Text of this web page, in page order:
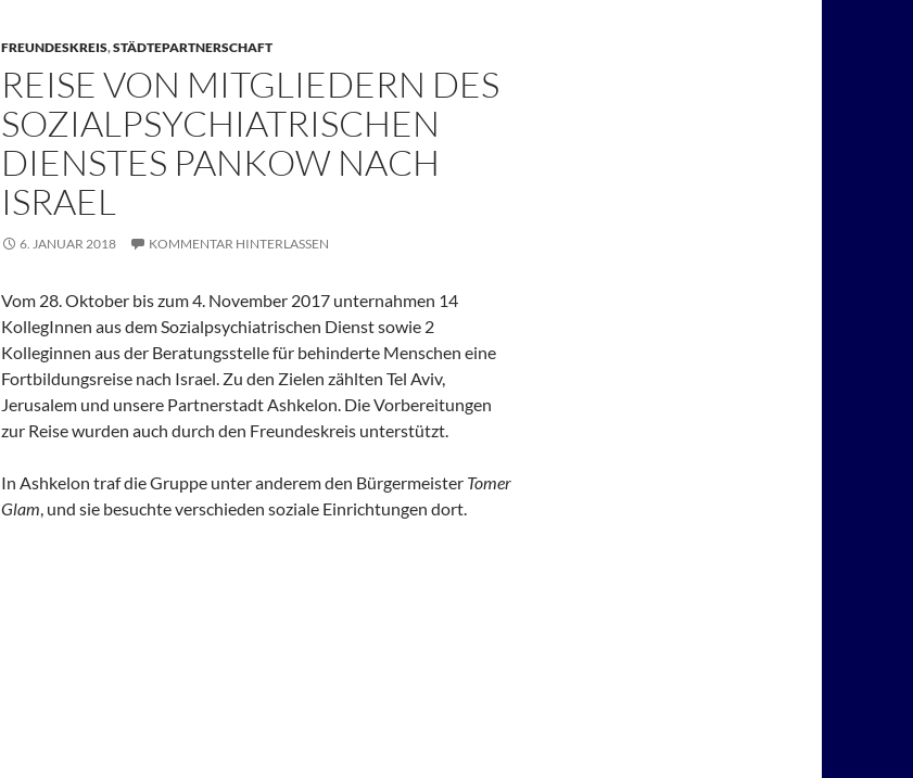
FREUNDESKREIS,STÄDTEPARTNERSCHAFT
REISE VON MITGLIEDERN DES
SOZIALPSYCHIATRISCHEN
DIENSTES PANKOW NACH
ISRAEL
6. JANUAR 2018 KOMMENTAR HINTERLASSEN
Vom 28. Oktober bis zum 4. November 2017 unternahmen 14
KollegInnen aus dem Sozialpsychiatrischen Dienst sowie 2
Kolleginnen aus der Beratungsstelle für behinderte Menschen eine
Fortbildungsreise nach Israel. Zu den Zielen zählten Tel Aviv,
Jerusalem und unsere Partnerstadt Ashkelon. Die Vorbereitungen
zur Reise wurden auch durch den Freundeskreis unterstützt.
In Ashkelon traf die Gruppe unter anderem den Bürgermeister Tomer
Glam, und sie besuchte verschieden soziale Einrichtungen dort.